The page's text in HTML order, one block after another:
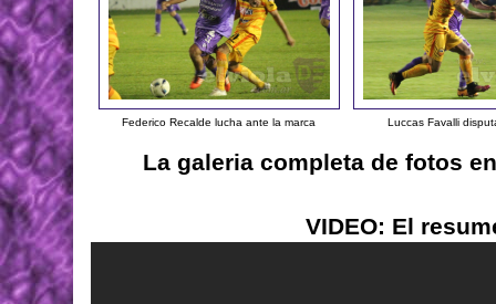
Federico Recalde lucha ante la marca Luccas Favalli
La galeria completa de fotos
VIDEO: El